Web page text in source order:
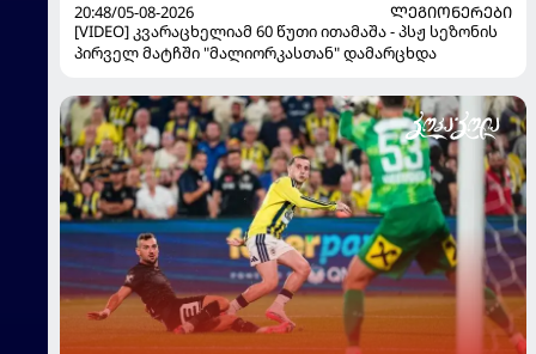
20:48/05-08-2026
ᲚᲔᲒᲘᲝᲜᲔᲠᲔᲑᲘ
[VIDEO] კვარაცხელიამ 60 წუთი ითამაშა - პსჟ სეზონის
პირველ მატჩში "მალიორკასთან" დამარცხდა